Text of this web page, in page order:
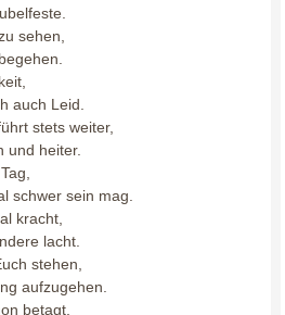
sehen,
auch Leid.
stets weiter,
und heiter.
schwer sein mag.
kracht,
lacht.
stehen,
aufzugehen.
betagt,